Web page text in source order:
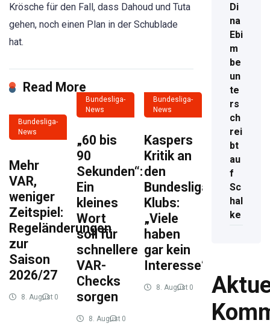
Krösche für den Fall, dass Dahoud und Tuta
gehen, noch einen Plan in der Schublade
hat.
Read More
Bundesliga-
News
Mehr
VAR,
weniger
Zeitspiel:
Regeländerungen
zur
Saison
2026/27
8. August 0
Bundesliga-
News
„60 bis
90
Sekunden“:
Ein
kleines
Wort
soll für
schnellere
VAR-
Checks
sorgen
8. August 0
Bundesliga-
News
Kaspers
Kritik an
den
Bundesliga-
Klubs:
„Viele
haben
gar kein
Interesse“
8. August 0
Di
na
Ebi
m
be
un
te
rs
ch
rei
bt
au
f
Sc
hal
ke